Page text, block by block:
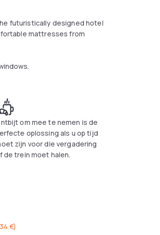
futuristically designed hotel
mattresses from
om mee te nemen is de
oplossing als u op tijd
zijn voor die vergadering
de trein moet halen.
34 €)